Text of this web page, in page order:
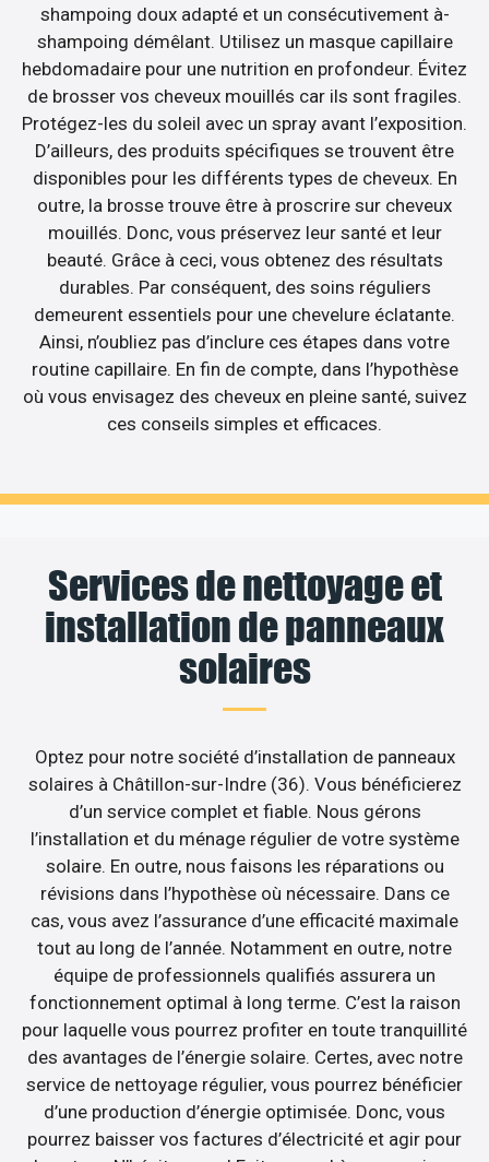
shampoing doux adapté et un consécutivement à-
shampoing démêlant. Utilisez un masque capillaire
hebdomadaire pour une nutrition en profondeur. Évitez
de brosser vos cheveux mouillés car ils sont fragiles.
Protégez-les du soleil avec un spray avant l’exposition.
D’ailleurs, des produits spécifiques se trouvent être
disponibles pour les différents types de cheveux. En
outre, la brosse trouve être à proscrire sur cheveux
mouillés. Donc, vous préservez leur santé et leur
beauté. Grâce à ceci, vous obtenez des résultats
durables. Par conséquent, des soins réguliers
demeurent essentiels pour une chevelure éclatante.
Ainsi, n’oubliez pas d’inclure ces étapes dans votre
routine capillaire. En fin de compte, dans l’hypothèse
où vous envisagez des cheveux en pleine santé, suivez
ces conseils simples et efficaces.
Services de nettoyage et
installation de panneaux
solaires
Optez pour notre société d’installation de panneaux
solaires à Châtillon-sur-Indre (36). Vous bénéficierez
d’un service complet et fiable. Nous gérons
l’installation et du ménage régulier de votre système
solaire. En outre, nous faisons les réparations ou
révisions dans l’hypothèse où nécessaire. Dans ce
cas, vous avez l’assurance d’une efficacité maximale
tout au long de l’année. Notamment en outre, notre
équipe de professionnels qualifiés assurera un
fonctionnement optimal à long terme. C’est la raison
pour laquelle vous pourrez profiter en toute tranquillité
des avantages de l’énergie solaire. Certes, avec notre
service de nettoyage régulier, vous pourrez bénéficier
d’une production d’énergie optimisée. Donc, vous
pourrez baisser vos factures d’électricité et agir pour